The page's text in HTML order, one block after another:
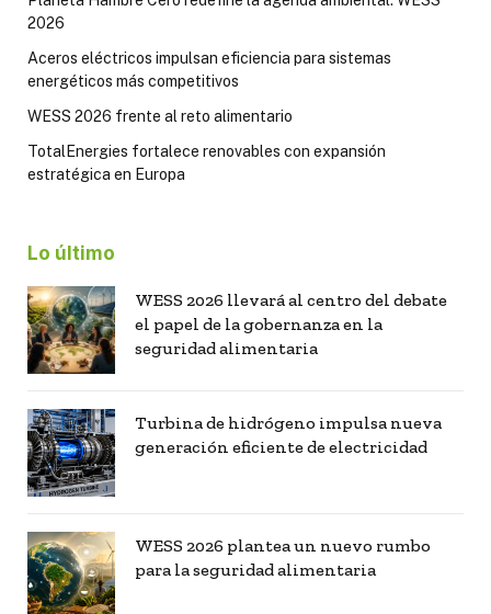
2026
Aceros eléctricos impulsan eficiencia para sistemas
energéticos más competitivos
WESS 2026 frente al reto alimentario
TotalEnergies fortalece renovables con expansión
estratégica en Europa
Lo último
WESS 2026 llevará al centro del debate
el papel de la gobernanza en la
seguridad alimentaria
Turbina de hidrógeno impulsa nueva
generación eficiente de electricidad
WESS 2026 plantea un nuevo rumbo
para la seguridad alimentaria